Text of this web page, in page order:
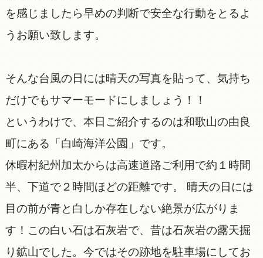
を感じましたら早めの判断で安全な行動をとるよ
うお願い致します。
そんな台風の日には晴天の写真を貼って、気持ち
だけでもサマーモードにしましょう！！
というわけで、本日ご紹介するのは和歌山の由良
町にある「白崎海洋公園」です。
休暇村紀州加太からは高速道路ご利用で約１時間
半、下道で２時間ほどの距離です。 晴天の日には
目の前が青と白しか存在しない絶景が広がりま
す！この白い石は石灰岩で、昔は石灰岩の露天掘
り鉱山でした。今ではその跡地を駐車場にしてお